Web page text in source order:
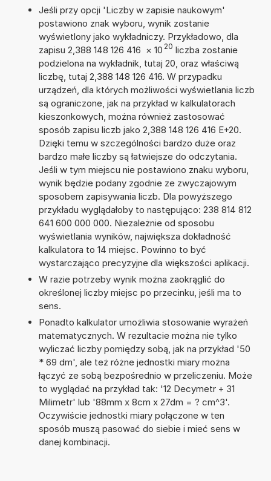
Jeśli przy opcji 'Liczby w zapisie naukowym'
postawiono znak wyboru, wynik zostanie
wyświetlony jako wykładniczy. Przykładowo, dla
zapisu 2,388 148 126 416 × 10 20 liczba zostanie
podzielona na wykładnik, tutaj 20, oraz właściwą
liczbę, tutaj 2,388 148 126 416. W przypadku
urządzeń, dla których możliwości wyświetlania liczb
są ograniczone, jak na przykład w kalkulatorach
kieszonkowych, można również zastosować
sposób zapisu liczb jako 2,388 148 126 416 E+20.
Dzięki temu w szczególności bardzo duże oraz
bardzo małe liczby są łatwiejsze do odczytania.
Jeśli w tym miejscu nie postawiono znaku wyboru,
wynik będzie podany zgodnie ze zwyczajowym
sposobem zapisywania liczb. Dla powyższego
przykładu wyglądałoby to następująco: 238 814 812
641 600 000 000. Niezależnie od sposobu
wyświetlania wyników, największa dokładność
kalkulatora to 14 miejsc. Powinno to być
wystarczająco precyzyjne dla większości aplikacji.
W razie potrzeby wynik można zaokrąglić do
określonej liczby miejsc po przecinku, jeśli ma to
sens.
Ponadto kalkulator umożliwia stosowanie wyrażeń
matematycznych. W rezultacie można nie tylko
wyliczać liczby pomiędzy sobą, jak na przykład '50
* 69 dm', ale też różne jednostki miary można
łączyć ze sobą bezpośrednio w przeliczeniu. Może
to wyglądać na przykład tak: '12 Decymetr + 31
Milimetr' lub '88mm x 8cm x 27dm = ? cm^3'.
Oczywiście jednostki miary połączone w ten
sposób muszą pasować do siebie i mieć sens w
danej kombinacji.